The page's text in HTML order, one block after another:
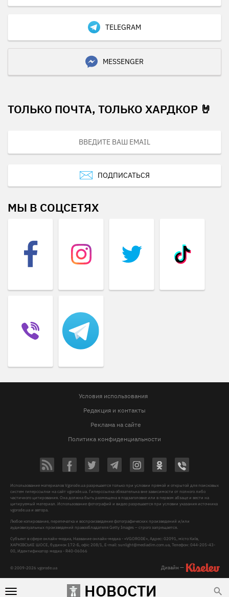
НОВОСТИ
TELEGRAM
MESSENGER
ТОЛЬКО ПОЧТА, ТОЛЬКО ХАРДКОР 🤘
ПОДПИСАТЬСЯ
МЫ В СОЦСЕТЯХ
Условия использования
Редакция и контакты
Реклама на сайте
Политика конфиденциальности
© 2009-2026 vgorode.ua
Использование материалов Vgorode.ua разрешается только при условии прямой и открытой для поисковых
систем гиперссылки на сайт vgorode.ua. Гиперссылка обязательна вне зависимости от полного либо
частичного цитирования. Она должна быть размещена в подзаголовке или в первом абзаце и вести на
цитируемый материал. Использование фотографий и видео разрешается при условии указания источника
vgorode.ua и автора.
Любое копирование, перепечатка и воспроизведение фотографических произведений и/или
аудиовизуальных произведений правообладателя Getty Images – строго запрещается.
Субъект в сфере онлайн-медиа, Название онлайн-медиа - «VGORODE», Адрес: 02091, місто Київ,
ХАРКІВСЬКЕ ШОСЕ, будинок 172-Б, офіс 208/1, E-mail:sunlight@mediadim.com.ua , Телефон: 044-205-43-
00, Идентификатор медиа - R40-06066
Дизайн —